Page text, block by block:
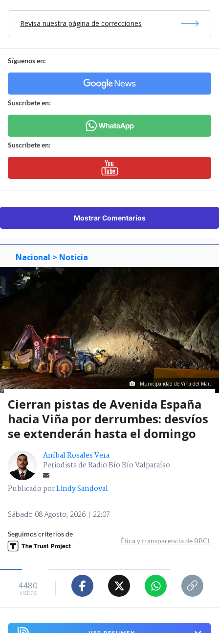
Revisa nuestra página de correcciones
Síguenos en:
Suscríbete en:
Suscríbete en:
Mostrar Comentarios
Nacional > Noticia
Municipalidad de Viña del Mar.
Cierran pistas de Avenida España
hacia Viña por derrumbes: desvíos
se extenderán hasta el domingo
Aníbal Rosales Vera
Periodista de Radio Bío Bío Valparaíso
Publicado porLindy Sandoval
Sábado 08 Agosto, 2026 | 22:07
Seguimos criterios de
Ética y transparencia de BBCL
4480
visitas